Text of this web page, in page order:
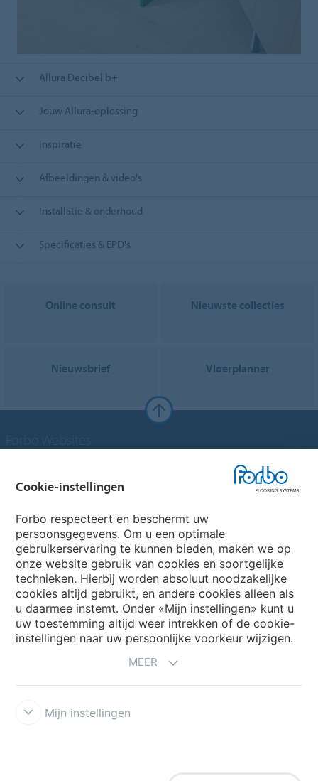
Allura Decibel b+
Jouw Allura-oplossing
Inspiratie
Afbeeldingen & video's
Installatie & onderhoud
Specificaties & EPD's
Online consult Nieuwste collecties
Nieuwsbrief Vloerplanner
Forbo Flooring Systems
Forbo Movement Systems
Kies een land
Cookie-instellingen
Forbo respecteert en beschermt uw
persoonsgegevens. Om u een optimale
gebruikerservaring te kunnen bieden, maken we op
onze website gebruik van cookies en soortgelijke
technieken. Hierbij worden absoluut noodzakelijke
cookies altijd gebruikt, en andere cookies alleen als
u daarmee instemt. Onder «Mijn instellingen» kunt u
uw toestemming altijd weer intrekken of de cookie-
instellingen naar uw persoonlijke voorkeur wijzigen.
MEER
Mijn instellingen